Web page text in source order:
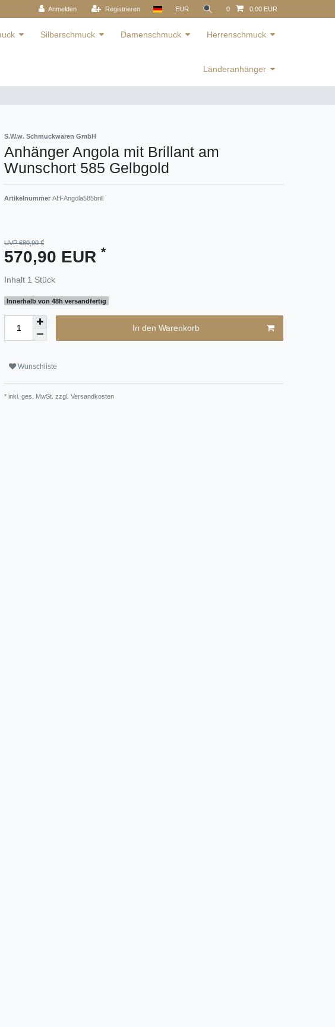
Anmelden Registrieren EUR 0 0,00 EUR
Silberschmuck Damenschmuck Herrenschmuck
Länderanhänger
S.W.w. Schmuckwaren GmbH
Anhänger Angola mit Brillant am
Wunschort 585 Gelbgold
Artikelnummer AH-Angola585brill
UVP 680,90 €
570,90 EUR *
Inhalt 1 Stück
Innerhalb von 48h versandfertig
In den Warenkorb
Wunschliste
* inkl. ges. MwSt. zzgl. Versandkosten